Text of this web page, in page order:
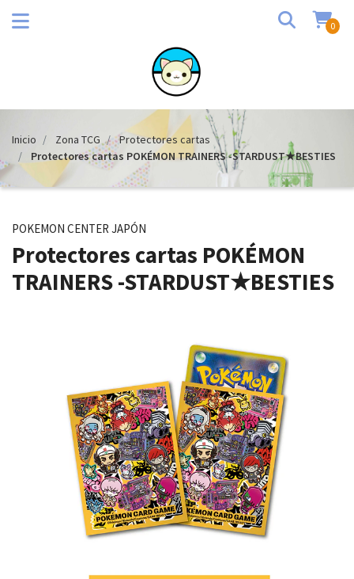
0
Inicio Zona TCG
Protectores cartas
Protectores cartas POKÉMON TRAINERS -STARDUST★BESTIES
POKEMON CENTER JAPÓN
Protectores cartas POKÉMON
TRAINERS -STARDUST★BESTIES